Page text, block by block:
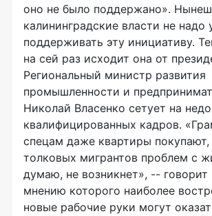
оно не было поддержано».
калининградские власти не надо
поддерживать эту инициативу.
на сей раз исходит она от
Региональный министр развития
промышленности и
Николай Власенко сетует на
квалифицированных кадров.
спецам даже квартиры покупают,
толковых мигрантов проблем с
думаю, не возникнет», --
мнению которого наиболее
новые рабочие руки могут